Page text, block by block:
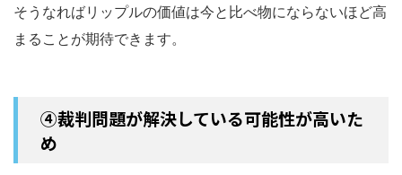
そうなればリップルの価値は今と比べ物にならないほど高
まることが期待できます。
④裁判問題が解決している可能性が高いた
め